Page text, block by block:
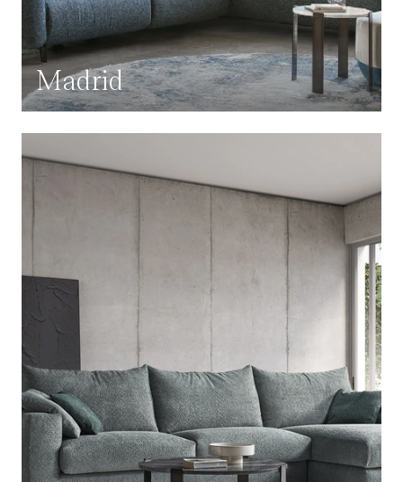
Madrid